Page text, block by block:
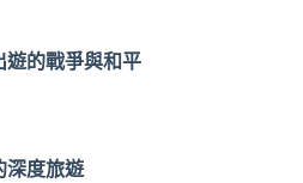
遊的戰爭與和平
深度旅遊